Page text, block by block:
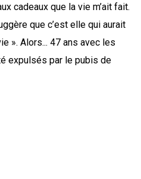
cadeaux que la vie m’ait fait.
que c’est elle qui aurait
». Alors... 47 ans avec les
expulsés par le pubis de